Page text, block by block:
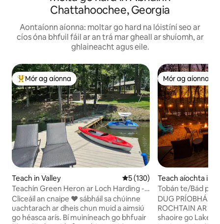
Chattahoochee, Georgia
Aontaíonn aíonna: moltar go hard na lóistíní seo ar
cíos óna bhfuil fáil ar an trá mar gheall ar shuíomh, ar
ghlaineacht agus eile.
An-mhór ag aíonna
Mór ag aíonna
Teach in Valley Meánrátáil 5 as 5, 130
5 (130)
Teachín Green Heron ar Loch Harding - 3
Leaba Rí
Cliceáil an cnaipe ❤️ sábháil sa chúinne
uachtarach ar dheis chun muid a aimsiú
go héasca arís. Bí muiníneach go bhfuair
Mór ag aíonna
Mór ag aíonna
Teach aíochta in
Tobán te/Bád
2 stór
DUG
ROCHTAIN AR AN
shaoire go Lake